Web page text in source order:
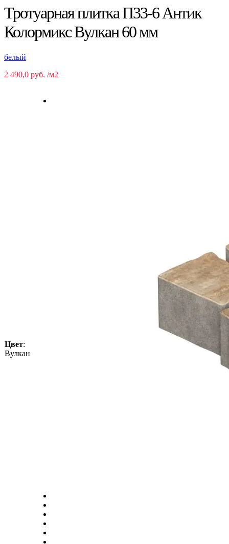
Тротуарная плитка П33-6 Антик
Колормикс Вулкан 60 мм
белый
2 490,0 руб. /м2
Цвет:
Вулкан